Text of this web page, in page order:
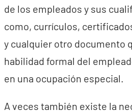
de los empleados y sus
como, currículos,
y cualquier otro documento
habilidad formal del
en una ocupación especial.
A veces también existe la